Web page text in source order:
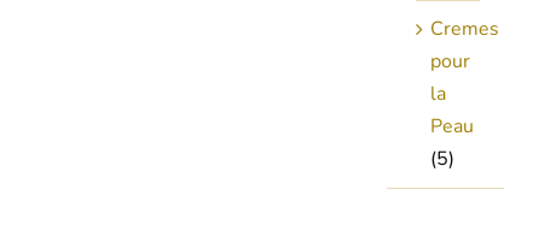
Cremes
pour
la
Peau
(5)